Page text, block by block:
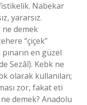
Nabekar
yararsız.
ne demek
en güzel
Sezâî). Kebk ne
olarak kullanılan;
zor, fakat eti
demek? Anadolu